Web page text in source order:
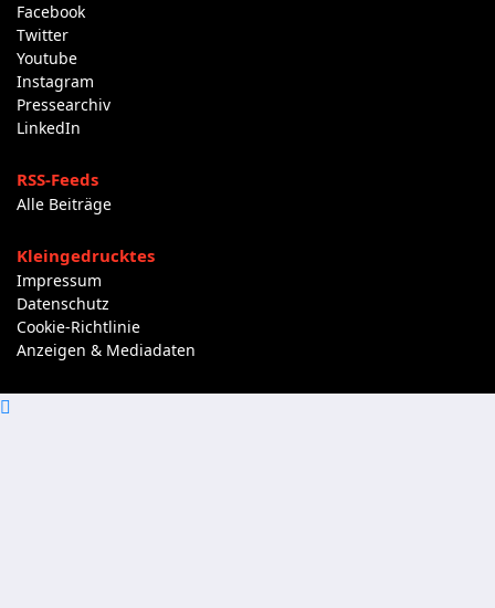
Facebook
Twitter
Youtube
Instagram
Pressearchiv
LinkedIn
RSS-Feeds
Alle Beiträge
Kleingedrucktes
Impressum
Datenschutz
Cookie-Richtlinie
Anzeigen & Mediadaten